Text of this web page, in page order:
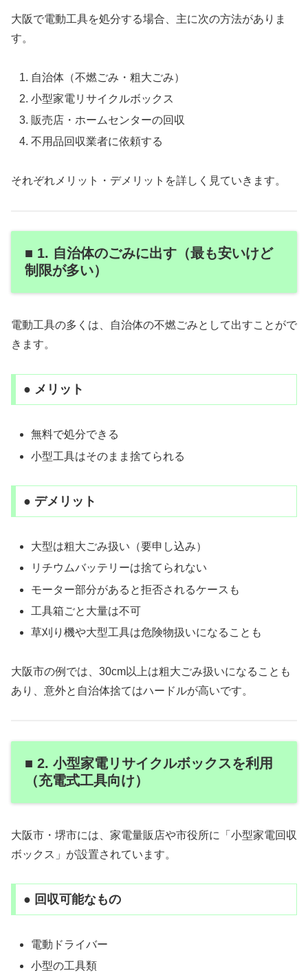
大阪で電動工具を処分する場合、主に次の方法がありま
す。
自治体（不燃ごみ・粗大ごみ）
小型家電リサイクルボックス
販売店・ホームセンターの回収
不用品回収業者に依頼する
それぞれメリット・デメリットを詳しく見ていきます。
■ 1. 自治体のごみに出す（最も安いけど
制限が多い）
電動工具の多くは、自治体の不燃ごみとして出すことがで
きます。
● メリット
無料で処分できる
小型工具はそのまま捨てられる
● デメリット
大型は粗大ごみ扱い（要申し込み）
リチウムバッテリーは捨てられない
モーター部分があると拒否されるケースも
工具箱ごと大量は不可
草刈り機や大型工具は危険物扱いになることも
大阪市の例では、30cm以上は粗大ごみ扱いになることも
あり、意外と自治体捨てはハードルが高いです。
■ 2. 小型家電リサイクルボックスを利用
（充電式工具向け）
大阪市・堺市には、家電量販店や市役所に「小型家電回収
ボックス」が設置されています。
● 回収可能なもの
電動ドライバー
小型の工具類